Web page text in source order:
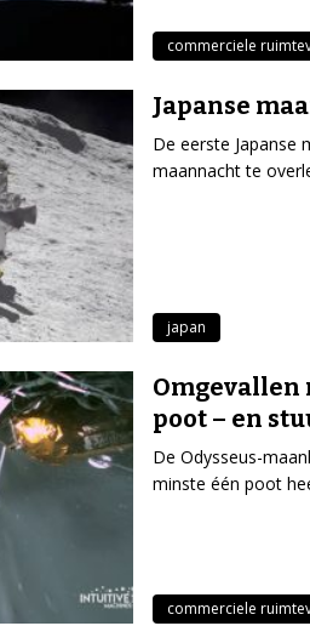
commerciele
Japanse
De eerste Japanse
maannacht te
japan
Omgevallen
poot – en
De Odysseus-
minste één poot
commerciele